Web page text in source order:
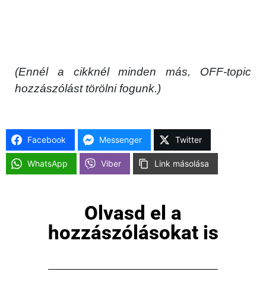
(Ennél a cikknél minden más, OFF-topic
hozzászólást törölni fogunk.)
Facebook Messenger Twitter
WhatsApp Viber Link másolása
Olvasd el a
hozzászólásokat is